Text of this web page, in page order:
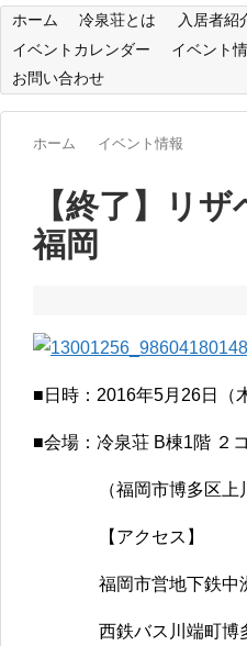
ホーム 冷泉荘とは 入居者紹
イベントカレンダー
イベント
お問い合わせ
ホーム イベント情報
【終了】リ
福岡
■日時：2016年5月26日（
■会場：冷泉荘 B棟1階 ２
（福岡市博多区上
【アクセス】
福岡市営地下鉄中
西鉄バス川端町博